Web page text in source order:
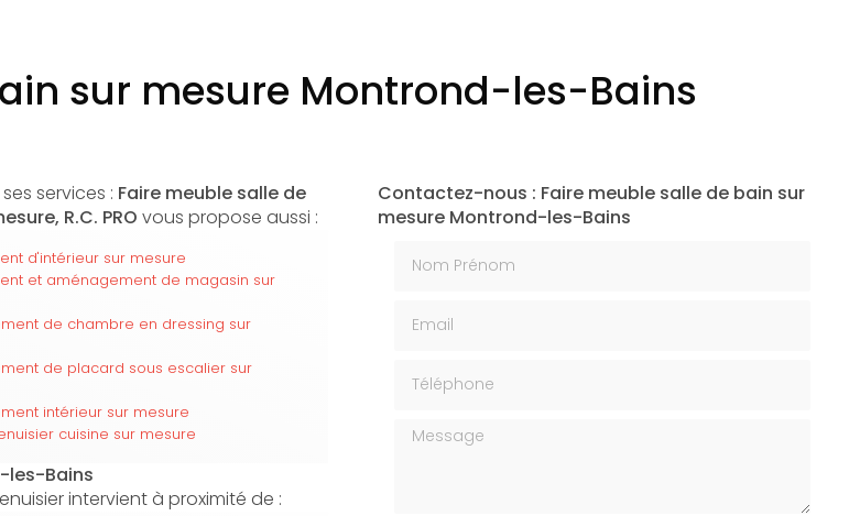
sur mesure Montrond-les-Bains
services : Faire meuble salle de
R.C. PRO vous propose aussi :
d'intérieur sur mesure
et aménagement de magasin sur
de chambre en dressing sur
de placard sous escalier sur
intérieur sur mesure
cuisine sur mesure
les-Bains
intervient à proximité de :
Contactez-nous : Faire meuble salle de bain sur
mesure Montrond-les-Bains
Message